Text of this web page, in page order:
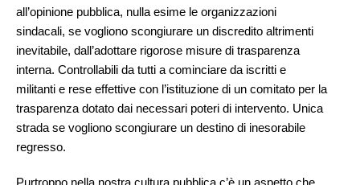
all’opinione pubblica, nulla esime le organizzazioni
sindacali, se vogliono scongiurare un discredito altrimenti
inevitabile, dall’adottare rigorose misure di trasparenza
interna. Controllabili da tutti a cominciare da iscritti e
militanti e rese effettive con l’istituzione di un comitato per la
trasparenza dotato dai necessari poteri di intervento. Unica
strada se vogliono scongiurare un destino di inesorabile
regresso.
Purtroppo nella nostra cultura pubblica c’è un aspetto che